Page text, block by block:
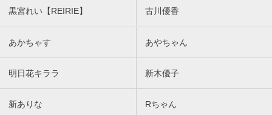
黒宮れい【REIRIE】 古川優香
あかちゃす あやちゃん
明日花キララ 新木優子
新ありな Rちゃん